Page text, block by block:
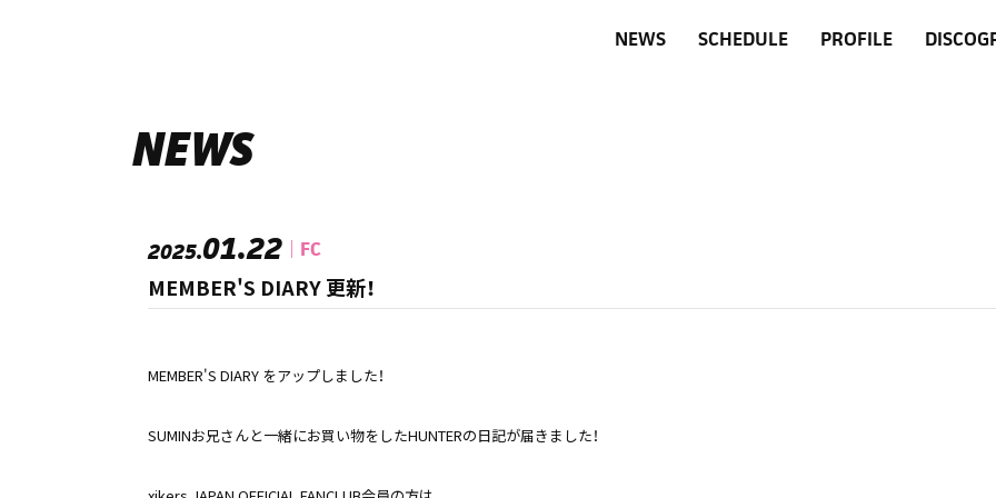
NEWS SCHEDULE PROFILE
NEWS
2025.01.22 FC
MEMBER'S DIARY 更新！
MEMBER'S DIARY をアップしました！
SUMINお兄さんと一緒にお買い物をしたHUNTERの日記が届きました！